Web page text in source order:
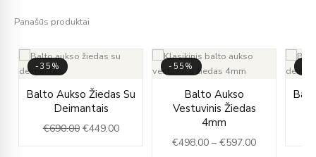
Panašūs produktai
-35%
Balto Aukso Žiedas Su
Deimantais
€690.00
Original
price
was:
€690.00.
€449.00
price
€449.00.
-55%
Balto Aukso
Vestuvinis Žiedas
4mm
€498.00 – €597.00€597.00